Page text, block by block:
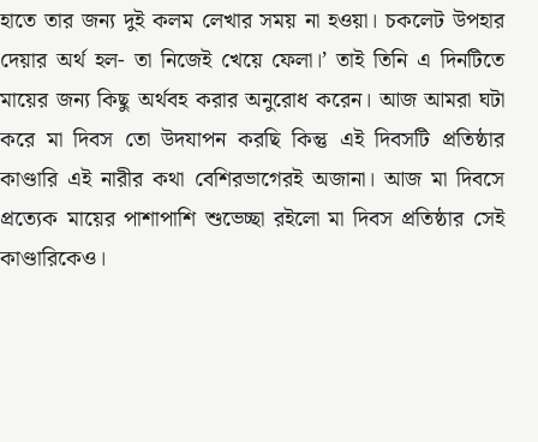
হাতে তার জন্য দুই কলম লেখার সময় না হওয়া। চকলেট উপহার
দেয়ার অর্থ হল- তা নিজেই খেয়ে ফেলা।’ তাই তিনি এ দিনটিতে
মায়ের জন্য কিছু অর্থবহ করার অনুরোধ করেন। আজ আমরা ঘটা
করে মা দিবস তো উদযাপন করছি কিন্তু এই দিবসটি প্রতিষ্ঠার
কাণ্ডারি এই নারীর কথা বেশিরভাগেরই অজানা। আজ মা দিবসে
প্রত্যেক মায়ের পাশাপাশি শুভেচ্ছা রইলো মা দিবস প্রতিষ্ঠার সেই
কাণ্ডারিকেও।